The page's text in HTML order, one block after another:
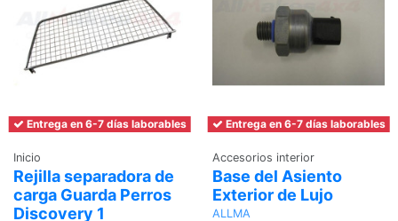
Entrega en 6-7 días laborables
Inicio
Rejilla separadora de
carga Guarda Perros
Discovery 1
Entrega en 6-7 días laborables
Accesorios interior
Base del Asiento
Exterior de Lujo
ALLMA